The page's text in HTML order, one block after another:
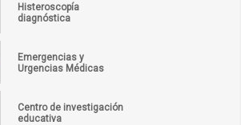
Histeroscopía
diagnóstica
Emergencias y
Urgencias Médicas
Centro de investigación
educativa